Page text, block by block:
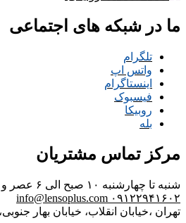
ما در شبکه های اجتماعی
تلگرام
واتس اپ
اینستاگرام
فیسبوک
روبیکا
بله
مرکز تماس مشتریان
شنبه تا چهارشنبه ۱۰ صبح الی ۶ عصر و پنجشنبه ۱۰ صبح الی ۱۶ عصر
۰۹۱۲۲۹۴۱۶۰۲ info@lensoplus.com
تهران ،خیابان انقلاب، خیابان بهار